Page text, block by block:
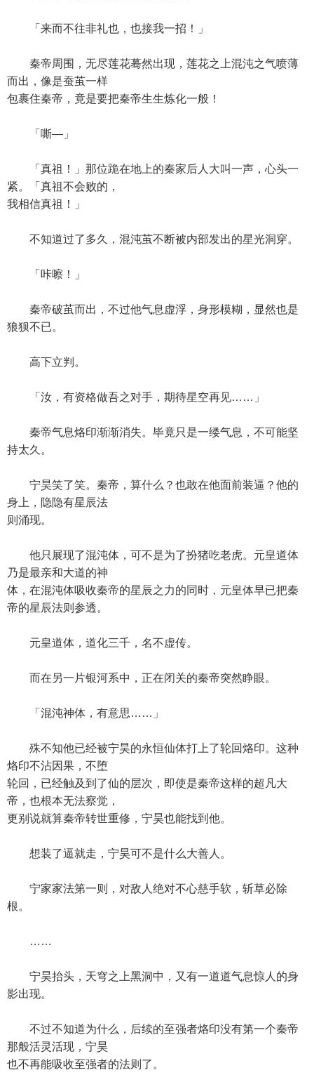
「来而不往非礼也，也接我一招！」
秦帝周围，无尽莲花蓦然出现，莲花之上混沌之气喷薄
而出，像是蚕茧一样
包裹住秦帝，竟是要把秦帝生生炼化一般！
「嘶—」
「真祖！」那位跪在地上的秦家后人大叫一声，心头一
紧。「真祖不会败的，
我相信真祖！」
不知道过了多久，混沌茧不断被内部发出的星光洞穿。
「咔嚓！」
秦帝破茧而出，不过他气息虚浮，身形模糊，显然也是
狼狈不已。
高下立判。
「汝，有资格做吾之对手，期待星空再见……」
秦帝气息烙印渐渐消失。毕竟只是一缕气息，不可能坚
持太久。
宁昊笑了笑。秦帝，算什么？也敢在他面前装逼？他的
身上，隐隐有星辰法
则涌现。
他只展现了混沌体，可不是为了扮猪吃老虎。元皇道体
乃是最亲和大道的神
体，在混沌体吸收秦帝的星辰之力的同时，元皇体早已把秦
帝的星辰法则参透。
元皇道体，道化三千，名不虚传。
而在另一片银河系中，正在闭关的秦帝突然睁眼。
「混沌神体，有意思……」
殊不知他已经被宁昊的永恒仙体打上了轮回烙印。这种
烙印不沾因果，不堕
轮回，已经触及到了仙的层次，即使是秦帝这样的超凡大
帝，也根本无法察觉，
更别说就算秦帝转世重修，宁昊也能找到他。
想装了逼就走，宁昊可不是什么大善人。
宁家家法第一则，对敌人绝对不心慈手软，斩草必除
根。
……
宁昊抬头，天穹之上黑洞中，又有一道道气息惊人的身
影出现。
不过不知道为什么，后续的至强者烙印没有第一个秦帝
那般活灵活现，宁昊
也不再能吸收至强者的法则了。